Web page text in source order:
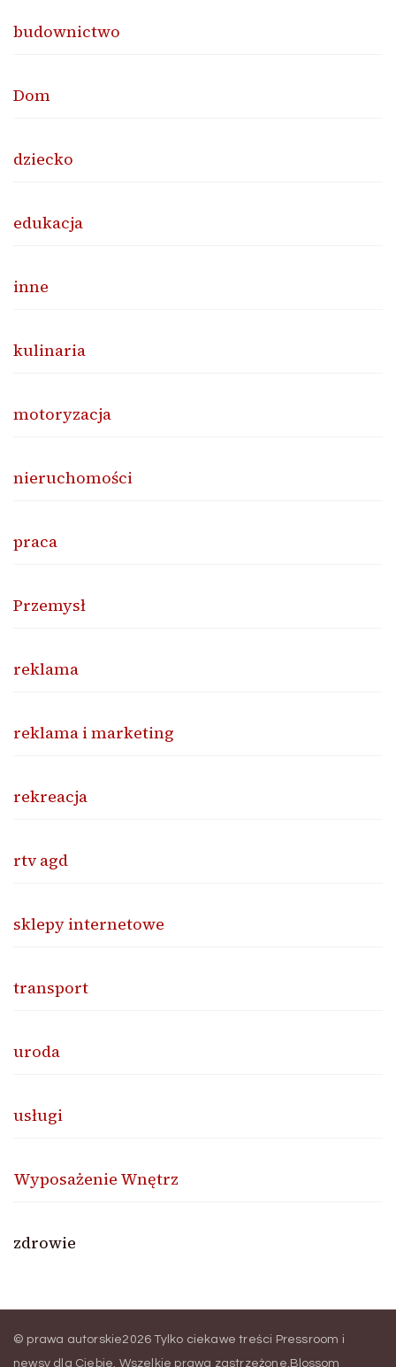
budownictwo
Dom
dziecko
edukacja
inne
kulinaria
motoryzacja
nieruchomości
praca
Przemysł
reklama
reklama i marketing
rekreacja
rtv agd
sklepy internetowe
transport
uroda
usługi
Wyposażenie Wnętrz
zdrowie
© prawa autorskie2026Tylko ciekawe treści Pressroom i
newsy dla Ciebie. Wszelkie prawa zastrzeżone.Blossom